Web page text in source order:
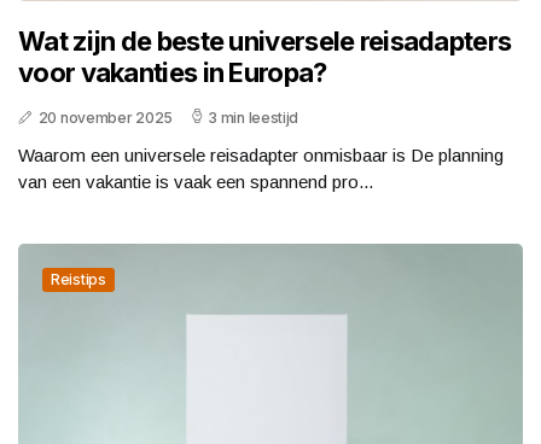
Wat zijn de beste universele reisadapters
voor vakanties in Europa?
20 november 2025 3 min leestijd
Waarom een universele reisadapter onmisbaar is De planning
van een vakantie is vaak een spannend pro...
Reistips